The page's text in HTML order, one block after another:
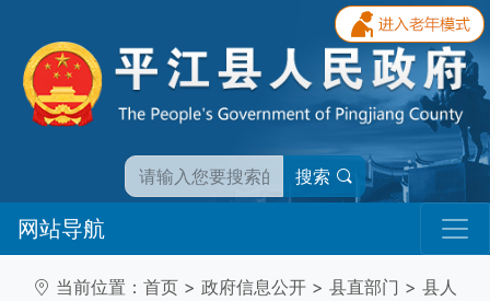
搜索
网站导航
当前位置： 首页 > 政府信息公开 > 县直部门 > 县人